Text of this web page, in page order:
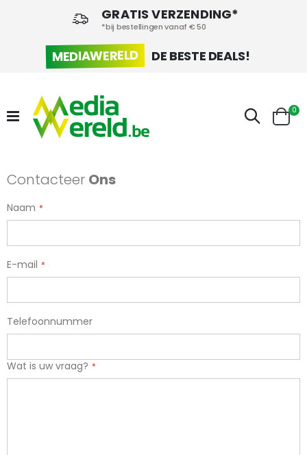
GRATIS VERZENDING*
*bij bestellingen vanaf € 50
MEDIAWERELD DE BESTE DEALS!
ZoekCart
0
Contacteer Ons
Naam
E-mail
Telefoonnummer
Wat is uw vraag?